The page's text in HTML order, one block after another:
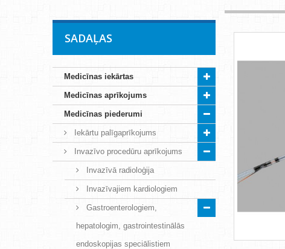
SADAĻAS
Medicīnas iekārtas
Medicīnas aprīkojums
Medicīnas piederumi
Iekārtu palīgaprīkojums
Invazīvo procedūru aprīkojums
Invazīvā radioloģija
Invazīvajiem kardiologiem
Gastroenterologiem,
hepatologim, gastrointestinālās
endoskopijas speciālistiem